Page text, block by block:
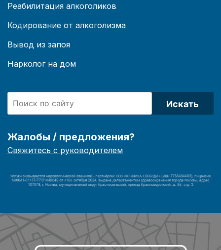
Реабилитация алкоголиков
Кодирование от алкоголизма
Вывод из запоя
Нарколог на дом
Искать
Жалобы / предложения?
Свяжитесь с руководителем